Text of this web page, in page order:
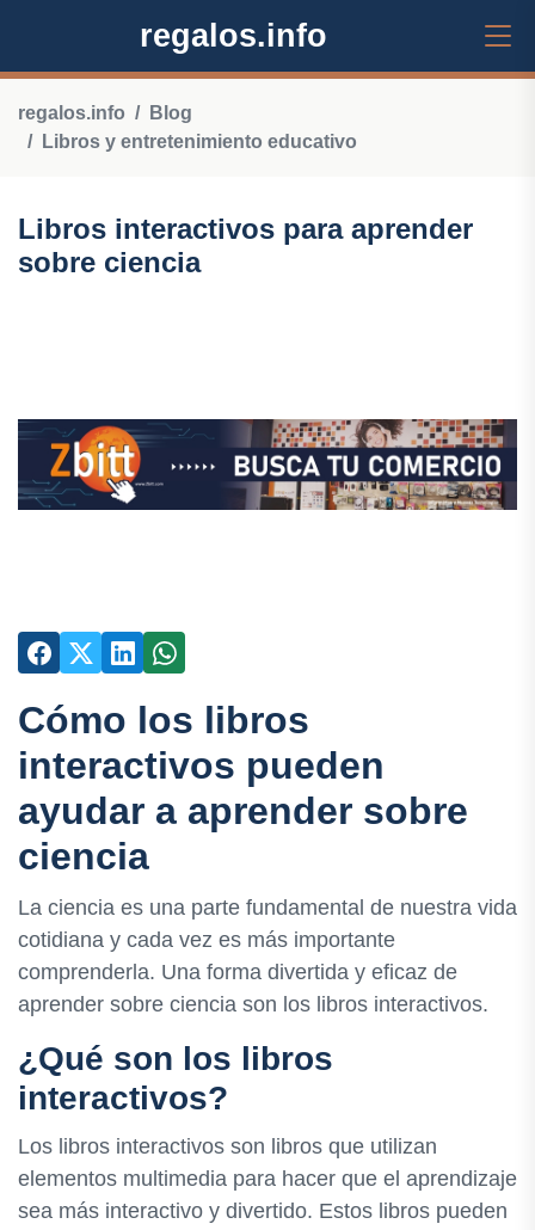
regalos.info
regalos.info
Blog
Libros y entretenimiento educativo
Libros interactivos para aprender
sobre ciencia
Cómo los libros
interactivos pueden
ayudar a aprender sobre
ciencia
La ciencia es una parte fundamental de nuestra vida
cotidiana y cada vez es más importante
comprenderla. Una forma divertida y eficaz de
aprender sobre ciencia son los libros interactivos.
¿Qué son los libros
interactivos?
Los libros interactivos son libros que utilizan
elementos multimedia para hacer que el aprendizaje
sea más interactivo y divertido. Estos libros pueden